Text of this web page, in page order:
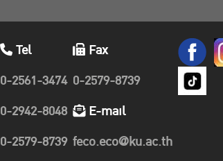
Tel
0-2561-3474
0-2942-8048
0-2579-8739
Fax
0-2579-8739
E-mail
feco.eco@ku.ac.th